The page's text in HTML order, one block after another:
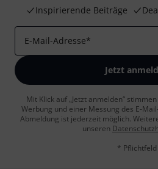
Inspirierende Beiträge
E-Mail-Adresse*
Jetzt
Mit Klick auf „Jetzt anmelden“
Werbung und einer Messung des E-
Abmeldung ist jederzeit möglich.
unseren
* Pflichtfeld